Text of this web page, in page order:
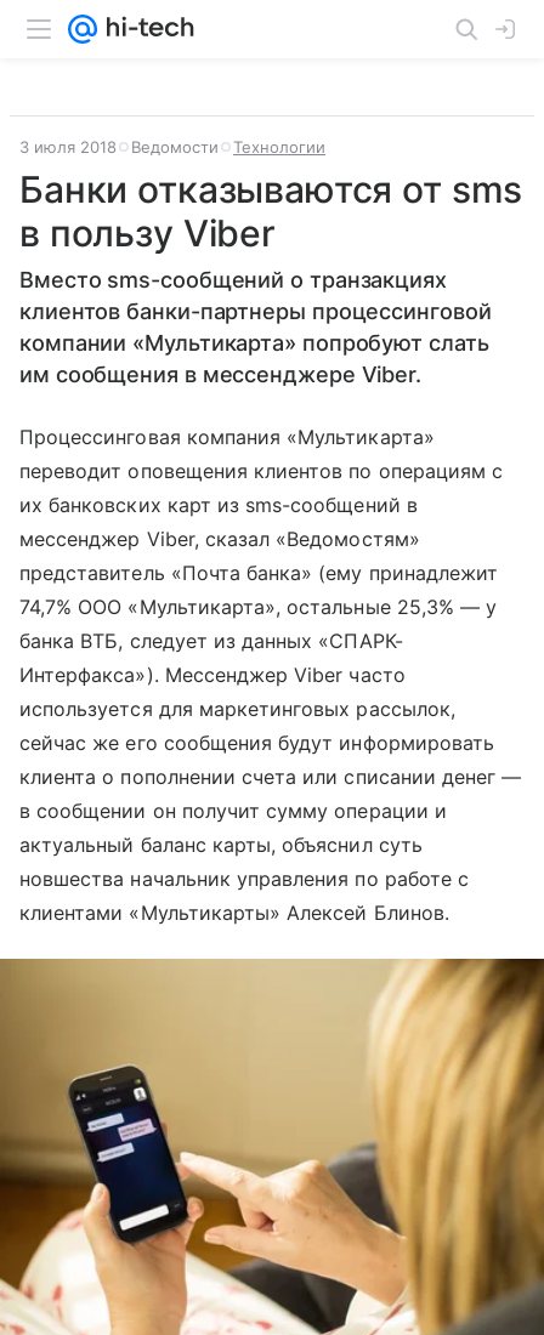
3 июля 2018 Ведомости Технологии
Банки отказываются от sms
в пользу Viber
Вместо sms-сооб­щений о транзакциях
клиентов банки-партнеры процессинговой
компании «Мультикарта» попробуют слать
им сообщения в мессенджере Viber.
Процессинговая компания «Мультикарта»
переводит оповещения клиентов по операциям с
их банковских карт из sms-сообщений в
мессенджер Viber, сказал «Ведомостям»
представитель «Почта банка» (ему принадлежит
74,7% ООО «Мультикарта», остальные 25,3% — у
банка ВТБ, следует из данных «СПАРК-
Интерфакса»). Мессенджер Viber часто
используется для маркетинговых рассылок,
сейчас же его сообщения будут информировать
клиента о пополнении счета или списании денег —
в сообщении он получит сумму операции и
актуальный баланс карты, объяснил суть
новшества начальник управления по работе с
клиентами «Мультикарты» Алексей Блинов.